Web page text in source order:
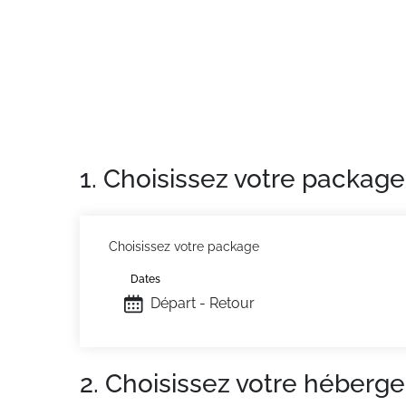
1. Choisissez votre package
Choisissez votre package
Départ - Retour
Dates
2. Choisissez votre